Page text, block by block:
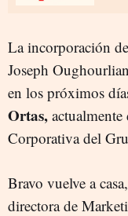
La incorporación
Joseph
en los próximos
Ortas,
Corporativa del
Bravo vuelve a
directora de